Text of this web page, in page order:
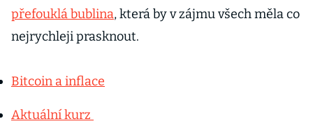
přefouklá bublina, která by v zájmu všech měla co
nejrychleji prasknout.
Bitcoin a inflace
Aktuální kurz